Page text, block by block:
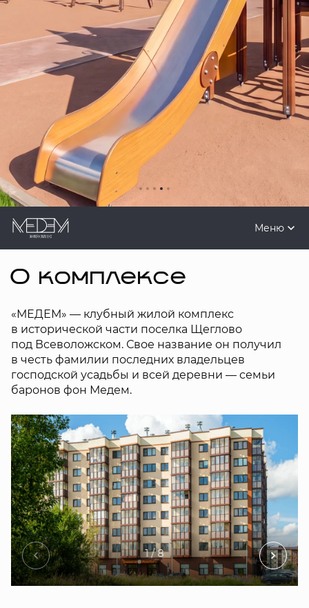
Меню
О комплексе
«МЕДЕМ» — клубный жилой комплекс
в исторической части поселка Щеглово
под Всеволожском. Свое название он получил
в честь фамилии последних владельцев
господской усадьбы и всей деревни — семьи
баронов фон Медем.
1 / 8